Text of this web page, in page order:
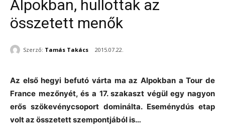
Alpokban, hullottak az
összetett menők
Szerző: Tamás Takács 2015.07.22.
Az első hegyi befutó várta ma az Alpokban a Tour de
France mezőnyét, és a 17. szakaszt végül egy nagyon
erős szökevénycsoport dominálta. Eseménydús etap
volt az összetett szempontjából is…